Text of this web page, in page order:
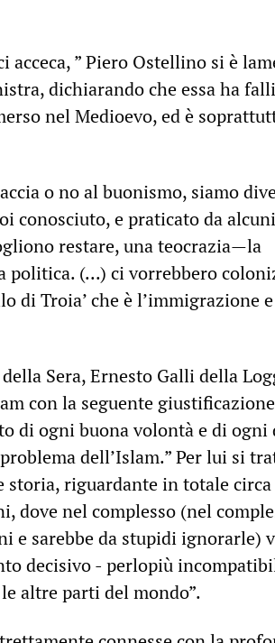
” Piero Ostellino si è
dichiarando che essa ha
nel Medioevo, ed è
o no al buonismo, siamo
conosciuto, e praticato da
restare, una teocrazia—la
politica. (...) ci vorrebbero
di Troia’ che è l’immigrazione
Sera, Ernesto Galli della
con la seguente
di ogni buona volontà e di ogni
dell’Islam.” Per lui si
riguardante in totale
dove nel complesso (nel
e sarebbe da stupidi ignorarle)
decisivo - perlopiù
altre parti del mondo”.